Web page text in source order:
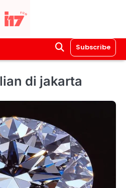
Subscribe
di jakarta